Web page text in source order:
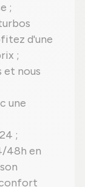
;
d'une
;
et nous
une
;
48h en